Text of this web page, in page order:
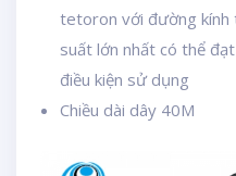
tetoron với đường kính
suất lớn nhất có thể
điều kiện sử dụng
Chiều dài dây 40M